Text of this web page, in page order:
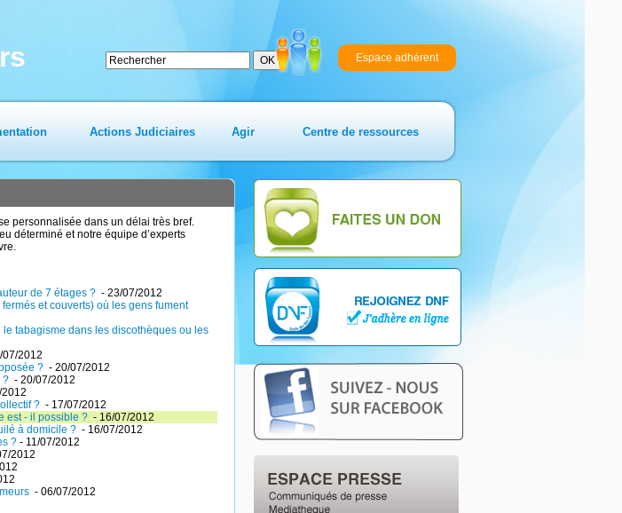
Espace adhérent
Actions Judiciaires Agir Centre de ressources
personnalisée dans un délai très bref.
déterminé et notre équipe d’experts
de 7 étages ? - 23/07/2012
et couverts) où les gens fument
tabagisme dans les discothèques ou les
07/2012
? - 20/07/2012
? - 20/07/2012
? - 17/07/2012
est - il possible ? - 16/07/2012
à domicile ? - 16/07/2012
? - 11/07/2012
2012
- 06/07/2012